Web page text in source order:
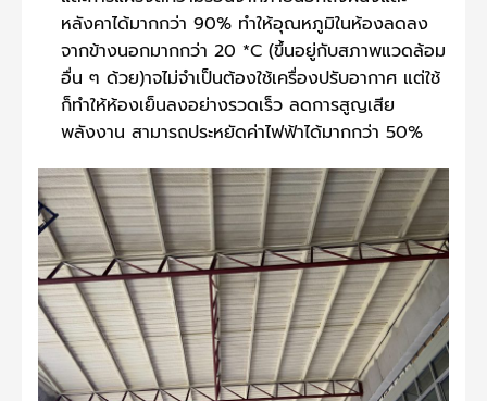
หลังคาได้มากกว่า 90% ทำให้อุณหภูมิในห้องลดลง
จากข้างนอกมากกว่า 20 *C (ขึ้นอยู่กับสภาพแวดล้อม
อื่น ๆ ด้วย)าจไม่จำเป็นต้องใช้เครื่องปรับอากาศ แต่ใช้
ก็ทำให้ห้องเย็นลงอย่างรวดเร็ว ลดการสูญเสีย
พลังงาน สามารถประหยัดค่าไฟฟ้าได้มากกว่า 50%